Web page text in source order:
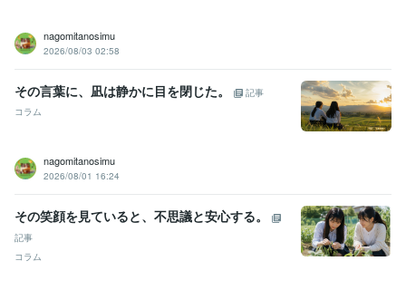
nagomitanosimu
2026/08/03 02:58
その言葉に、凪は静かに目を閉じた。
記事
コラム
nagomitanosimu
2026/08/01 16:24
その笑顔を見ていると、不思議と安心する。
記事
コラム